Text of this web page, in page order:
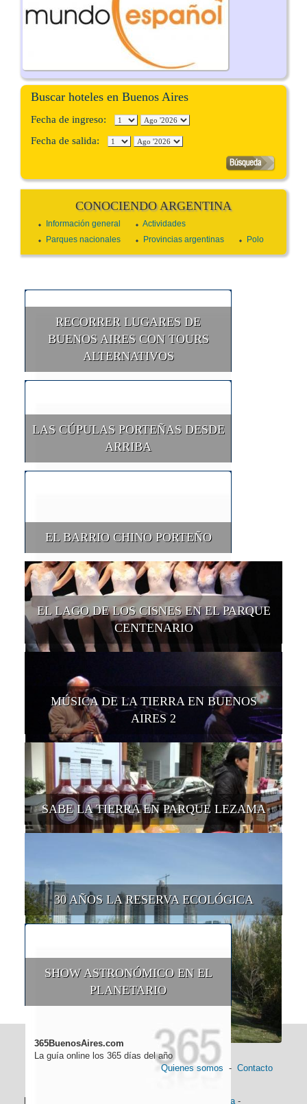
Buscar hoteles en Buenos Aires
Fecha de ingreso:
Fecha de salida:
CONOCIENDO ARGENTINA
Información general
Actividades
Parques nacionales
Provincias argentinas Polo
RECORRER LUGARES DE
BUENOS AIRES CON TOURS
ALTERNATIVOS
LAS CÚPULAS PORTEÑAS DESDE
ARRIBA
EL BARRIO CHINO PORTEÑO
EL LAGO DE LOS CISNES EN EL PARQUE
CENTENARIO
MÚSICA DE LA TIERRA EN BUENOS
AIRES 2
SABE LA TIERRA EN PARQUE LEZAMA
30 AÑOS LA RESERVA ECOLÓGICA
SHOW ASTRONÓMICO EN EL
PLANETARIO
365BuenosAires.com
La guía online los 365 días del año
Quienes somos - Contacto
Historia-